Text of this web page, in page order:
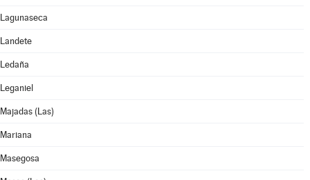
Lagunaseca
Landete
Ledaña
Leganiel
Majadas (Las)
Mariana
Masegosa